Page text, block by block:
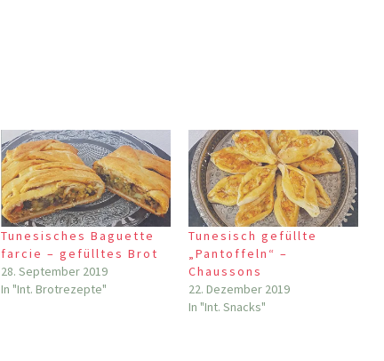
Tunesisches Baguette
farcie – gefülltes Brot
28. September 2019
In "Int. Brotrezepte"
Tunesisch gefüllte
„Pantoffeln“ –
Chaussons
22. Dezember 2019
In "Int. Snacks"